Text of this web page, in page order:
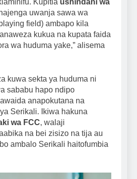
Kupitia ushindani wa
uwanja sawa wa
field) ambapo kila
kukua na kupata faida
wa huduma yake,” alisema
kuwa sekta ya huduma ni
sababu hapo ndipo
anapokutana na
Serikali. Ikiwa hakuna
wa FCC, walaji
na bei zisizo na tija au
ambalo Serikali haitofumbia